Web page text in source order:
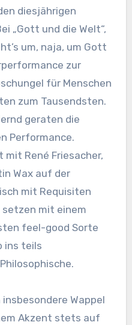
diesjährigen
„Gott und die Welt“,
um, naja, um Gott
zur
für Menschen
zum Tausendsten.
geraten die
Performance.
mit René Friesacher,
Wax auf der
mit Requisiten
mit einem
feel-good Sorte
ins teils
Wappel
Akzent stets auf